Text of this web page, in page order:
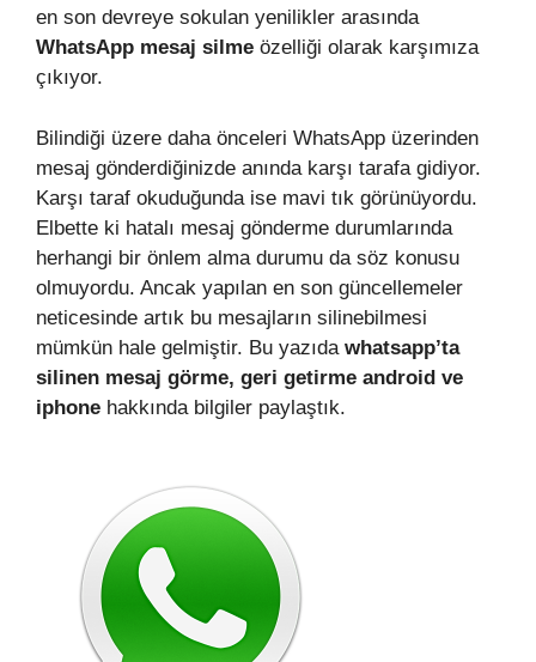
en son devreye sokulan yenilikler arasında
WhatsApp mesaj silme özelliği olarak karşımıza
çıkıyor.
Bilindiği üzere daha önceleri WhatsApp üzerinden
mesaj gönderdiğinizde anında karşı tarafa gidiyor.
Karşı taraf okuduğunda ise mavi tık görünüyordu.
Elbette ki hatalı mesaj gönderme durumlarında
herhangi bir önlem alma durumu da söz konusu
olmuyordu. Ancak yapılan en son güncellemeler
neticesinde artık bu mesajların silinebilmesi
mümkün hale gelmiştir. Bu yazıda whatsapp’ta
silinen mesaj görme, geri getirme android ve
iphone hakkında bilgiler paylaştık.